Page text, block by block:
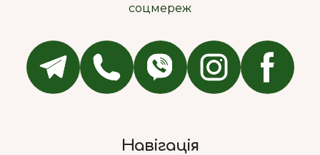
соцмереж
Навігація